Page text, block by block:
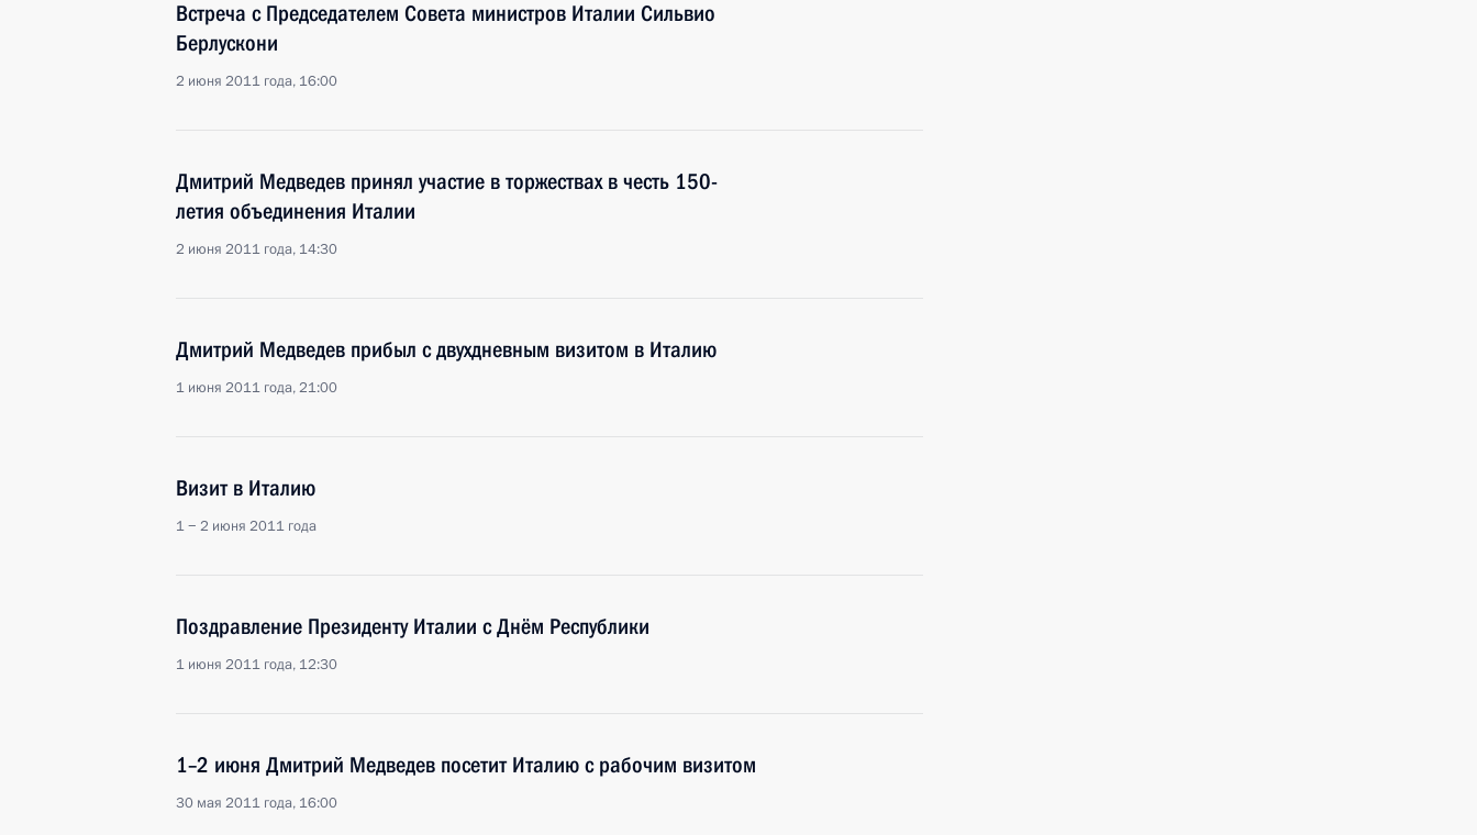
Встреча с Председателем Совета министров Италии Сильвио
Берлускони
2 июня 2011 года, 16:00
Дмитрий Медведев принял участие в торжествах в честь 150-
летия объединения Италии
2 июня 2011 года, 14:30
Дмитрий Медведев прибыл с двухдневным визитом в Италию
1 июня 2011 года, 21:00
Визит в Италию
1 − 2 июня 2011 года
Поздравление Президенту Италии с Днём Республики
1 июня 2011 года, 12:30
1–2 июня Дмитрий Медведев посетит Италию с рабочим визитом
30 мая 2011 года, 16:00